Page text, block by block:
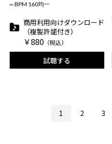
BPM 160均一
商用利用向けダウンロード
（複製許諾付き）
￥880 （税込）
試聴する
1 2 3